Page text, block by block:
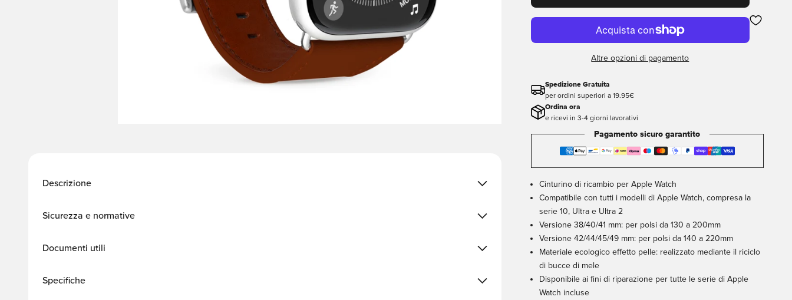
Altre opzioni di pagamento
Spedizione Gratuita
per ordini superiori a 19.95€
Ordina ora
e ricevi in 3-4 giorni lavorativi
Pagamento sicuro garantito
Cinturino di ricambio per Apple Watch
Compatibile con tutti i modelli di Apple Watch, compresa la
serie 10, Ultra e Ultra 2
Versione 38/40/41 mm: per polsi da 130 a 200mm
Versione 42/44/45/49 mm: per polsi da 140 a 220mm
Materiale ecologico effetto pelle: realizzato mediante il riciclo
di bucce di mele
Disponibile ai fini di riparazione per tutte le serie di Apple
Watch incluse
Descrizione
Sicurezza e normative
Documenti utili
Specifiche